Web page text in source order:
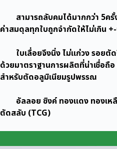
ชิ้น
สามารถลับคมได้มากกว่า 5ค
ค่าสมดุลทุกใบถูกจำกัดให้ไม่เกิน
ใบเลื่อยจึงนิ่ง ไม่แก่วง รอยตั
ด้วยมาตราฐานการผลิตที่น่าเชื่อถื
สำหรับตัดอลูมิเนียมรูปพรรณ
อัลลอย ซิงค์ ทองแดง ทองเห
ตัดสลับ (TCG)